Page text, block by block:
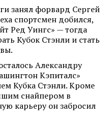
занял форвард Сергей
спортсмен добился,
Ред Уингс» — тогда
Кубок Стэнли и стать
Александру
Кэпиталс»
Кубка Стэнли. Кроме
снайпером в
карьеру он забросил